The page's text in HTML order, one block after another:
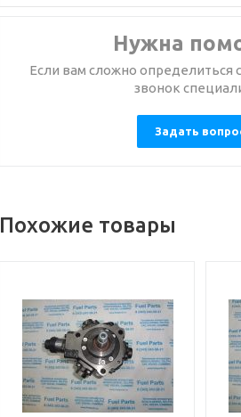
Нужна
Если вам сложно определиться
звонок
Задать
Похожие товары